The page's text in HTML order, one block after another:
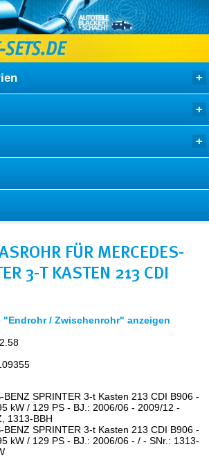
FÜR MERCEDES-
3-T KASTEN 213 CDI
"Endrohr / Zwischenrohr" anzeigen
SPRINTER 3-t Kasten 213 CDI B906 -
kW / 129 PS - BJ.: 2006/06 - 2009/12 -
1313-BBH
SPRINTER 3-t Kasten 213 CDI B906 -
kW / 129 PS - BJ.: 2006/06 - / - SNr.: 1313-